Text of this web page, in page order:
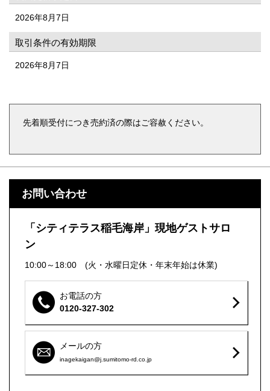
2026年8月7日
取引条件の有効期限
2026年8月7日
先着順受付につき売約済の際はご容赦ください。
お問い合わせ
「シティテラス稲毛海岸」現地ゲストサロ
ン
10:00～18:00 (火・水曜日定休・年末年始は休業)
お電話の方
0120-327-302
メールの方
inagekaigan@j.sumitomo-rd.co.jp